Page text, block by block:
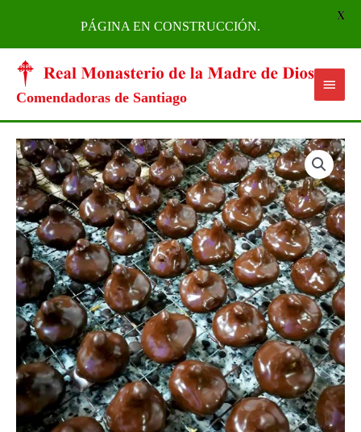
contenido
Comendadoras de Santiago
Higos
de
almendra
con
chocolate
cantidad
PÁGINA EN CONSTRUCCIÓN.
X